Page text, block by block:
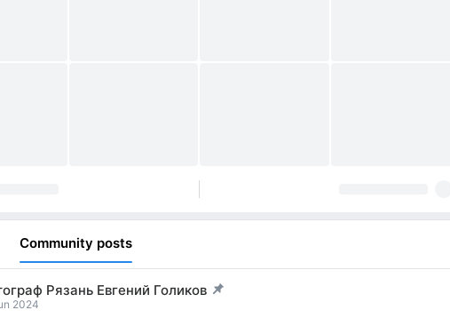
Community posts
Рязань Евгений Голиков
pinned
2024